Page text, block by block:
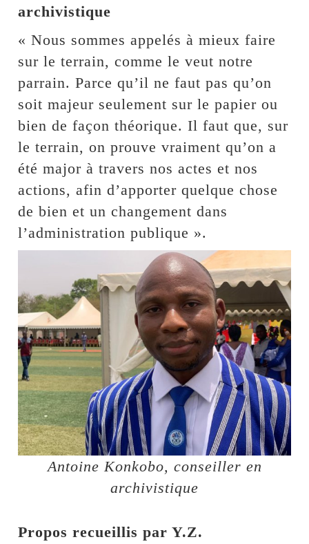
archivistique
« Nous sommes appelés à mieux faire
sur le terrain, comme le veut notre
parrain. Parce qu’il ne faut pas qu’on
soit majeur seulement sur le papier ou
bien de façon théorique. Il faut que, sur
le terrain, on prouve vraiment qu’on a
été major à travers nos actes et nos
actions, afin d’apporter quelque chose
de bien et un changement dans
l’administration publique ».
Antoine Konkobo, conseiller en
archivistique
Propos recueillis par Y.Z.